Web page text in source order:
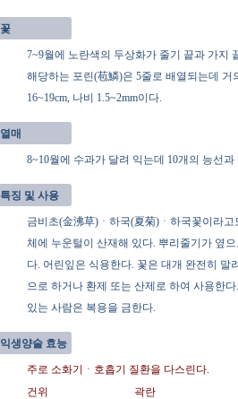
꽃
7~9월에 노란색의 두상화가 줄기 끝과 가지
해당하는 포린(苞鱗)은 5줄로 배열되는데 거
16~19cm, 나비 1.5~2mm이다.
열매
8~10월에 수과가 달려 익는데 10개의 능선
특징 및 사용
금비초(金沸草)ㆍ하국(夏菊)ㆍ하국꽃이라
체에 누운털이 산재해 있다. 뿌리줄기가 옆
다. 어린잎은 식용한다. 꽃은 대개 완전히
으로 하거나 환제 또는 산제로 하여 사용한
있는 사람은 복용을 금한다.
익생양술 효능
주로 소화기ㆍ호흡기 질환을 다스린다.
건위
곽란